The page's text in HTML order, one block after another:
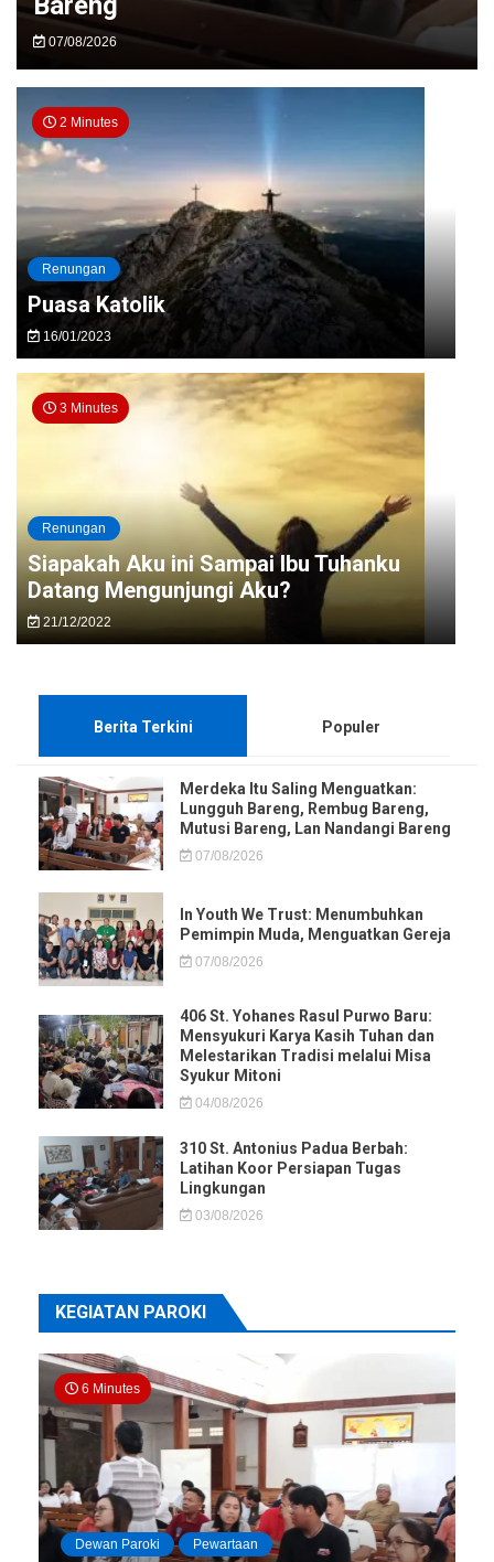
Lingkungan: Lakukanlah Hal Baik
Bartolomeus Brintikan: Misa Peringatan Dua Tahun
Berpulangnya Ignatius Dewanto ke Rumah
Bapa
07/08/2026
2 Minutes
Renungan
Puasa Katolik
16/01/2023
3 Minutes
Renungan
Siapakah Aku ini Sampai Ibu Tuhanku
Datang Mengunjungi Aku?
21/12/2022
Berita Terkini Populer
Merdeka Itu Saling Menguatkan:
Lungguh Bareng, Rembug Bareng,
Mutusi Bareng, Lan Nandangi Bareng
07/08/2026
In Youth We Trust: Menumbuhkan
Pemimpin Muda, Menguatkan Gereja
07/08/2026
406 St. Yohanes Rasul Purwo Baru:
Mensyukuri Karya Kasih Tuhan dan
Melestarikan Tradisi melalui Misa
Syukur Mitoni
04/08/2026
310 St. Antonius Padua Berbah:
Latihan Koor Persiapan Tugas
Lingkungan
03/08/2026
KEGIATAN PAROKI
6 Minutes
Dewan Paroki Pewartaan